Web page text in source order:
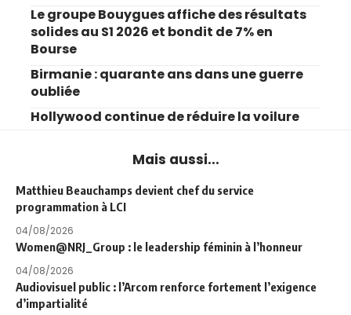
Le groupe Bouygues affiche des résultats
solides au S1 2026 et bondit de 7% en
Bourse
Birmanie : quarante ans dans une guerre
oubliée
Hollywood continue de réduire la voilure
Mais aussi...
Matthieu Beauchamps devient chef du service
programmation à LCI
04/08/2026
Women@NRJ_Group : le leadership féminin à l’honneur
04/08/2026
Audiovisuel public : l’Arcom renforce fortement l’exigence
d’impartialité